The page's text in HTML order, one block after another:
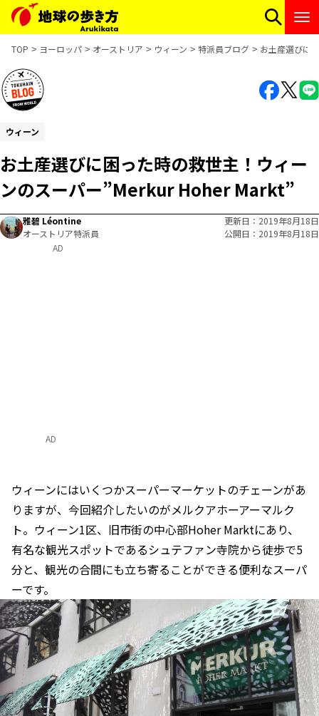
TOP ヨーロッパ オーストリア ウィーン 特派員ブログ お土産選びに
ウィーン
お土産選びに困った時の救世主！ウィー
ンのスーパー”Merkur Hoher Markt”
雅碧 Léontine
オーストリア特派員
更新日
2019年8月18日
公開日
2019年8月18日
AD
ウィーンにはいくつかスーパーマーケットのチェーンがあ
りますが、今回紹介したいのがメルクアホーアーマルク
ト。ウィーン1区、旧市街の中心部Hoher Marktにあり、
有名な観光スポットであるシュテファン寺院から徒歩で5
分と、観光の合間にも立ち寄ることができる便利なスーパ
ーです。
AD